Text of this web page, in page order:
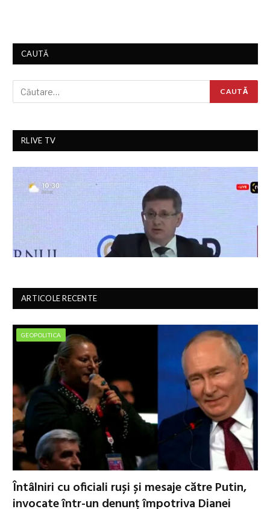
CAUTĂ
RLIVE TV
ARTICOLE RECENTE
GEOPOLITICA
Întâlniri cu oficiali ruși și mesaje către Putin,
invocate într-un denunț împotriva Dianei